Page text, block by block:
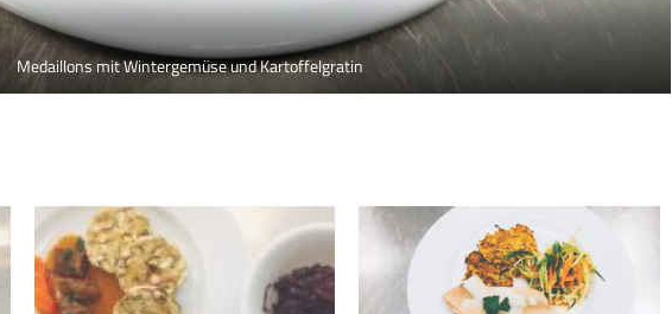
Medaillons mit Wintergemüse und Kartoffelgratin